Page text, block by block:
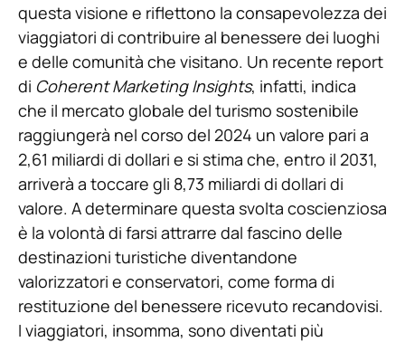
questa visione e riflettono la consapevolezza dei
viaggiatori di contribuire al benessere dei luoghi
e delle comunità che visitano. Un recente report
di Coherent Marketing Insights, infatti, indica
che il mercato globale del turismo sostenibile
raggiungerà nel corso del 2024 un valore pari a
2,61 miliardi di dollari e si stima che, entro il 2031,
arriverà a toccare gli 8,73 miliardi di dollari di
valore. A determinare questa svolta coscienziosa
è la volontà di farsi attrarre dal fascino delle
destinazioni turistiche diventandone
valorizzatori e conservatori, come forma di
restituzione del benessere ricevuto recandovisi.
I viaggiatori, insomma, sono diventati più